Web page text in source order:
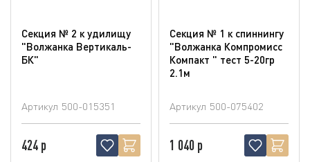
Секция № 2 к удилищу
"Волжанка Вертикаль-
БК"
Артикул 500-015351
424 р
Секция № 1 к спиннингу
"Волжанка Компромисс
Компакт " тест 5-20гр
2.1м
Артикул 500-075402
1 040 р